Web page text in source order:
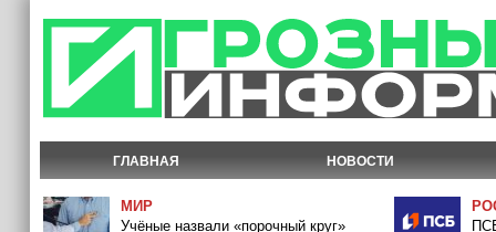
ГЛАВНАЯ НОВОСТИ
МИР
Учёные назвали «порочный круг»